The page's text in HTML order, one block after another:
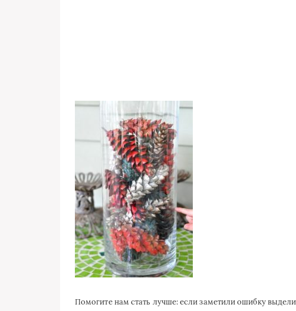
Помогите нам стать лучше: если заметили ошибку